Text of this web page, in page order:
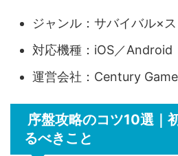
ジャンル：サバイバル×
対応機種：iOS／Android
運営会社：Century
序盤攻略のコツ10選｜
るべきこと